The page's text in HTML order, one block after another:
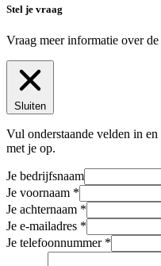
Stel je vraag
Vraag meer informatie over de
Sluiten
Vul onderstaande velden in
met je op.
Je bedrijfsnaam
Je voornaam
Je achternaam
Je e-mailadres
Je telefoonnummer